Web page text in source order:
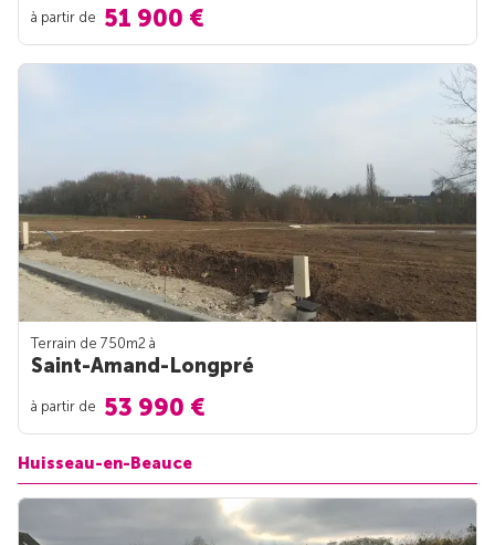
à partir de 51 900 €
Terrain de 750m2 à
Saint-Amand-Longpré
à partir de 53 990 €
Huisseau-en-Beauce